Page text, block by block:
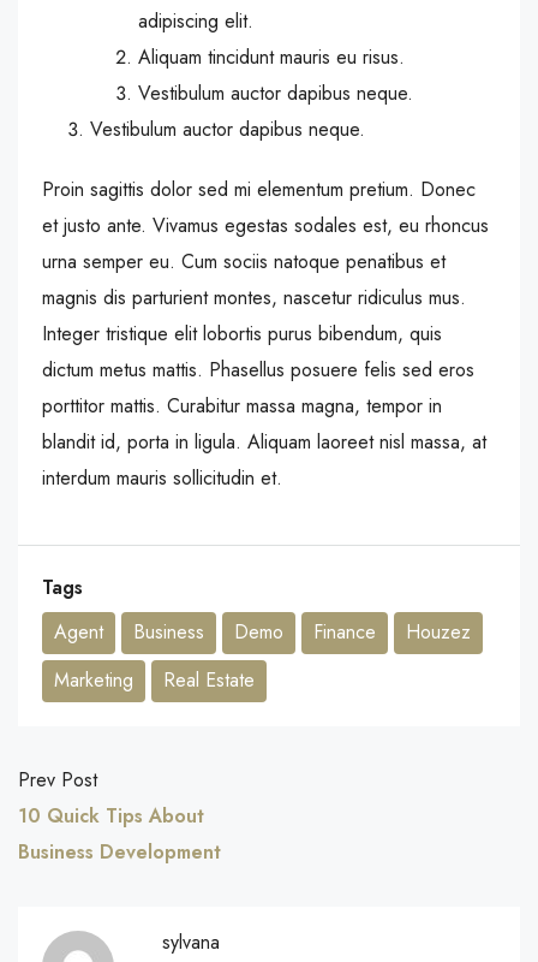
adipiscing elit.
Aliquam tincidunt mauris eu risus.
Vestibulum auctor dapibus neque.
Vestibulum auctor dapibus neque.
Proin sagittis dolor sed mi elementum pretium. Donec
et justo ante. Vivamus egestas sodales est, eu rhoncus
urna semper eu. Cum sociis natoque penatibus et
magnis dis parturient montes, nascetur ridiculus mus.
Integer tristique elit lobortis purus bibendum, quis
dictum metus mattis. Phasellus posuere felis sed eros
porttitor mattis. Curabitur massa magna, tempor in
blandit id, porta in ligula. Aliquam laoreet nisl massa, at
interdum mauris sollicitudin et.
Tags
Agent
Business Demo Finance
Houzez
Marketing
Real Estate
Prev Post
10 Quick Tips About
Business Development
sylvana